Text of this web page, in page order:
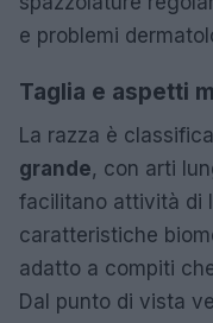
e problemi
Taglia e aspetti
La razza è
grande, con arti
facilitano attività di
caratteristiche
adatto a compiti
Dal punto di vista